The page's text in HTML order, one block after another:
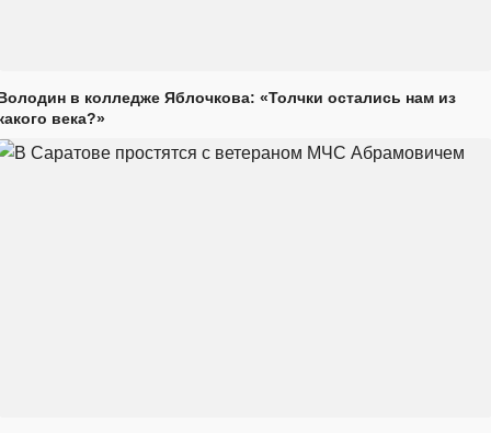
в колледже Яблочкова: «Толчки остались нам из
века?»